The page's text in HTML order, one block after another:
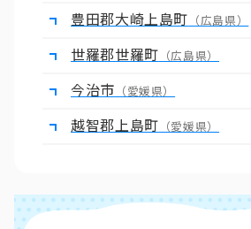
豊田郡大崎上島町 （広島県）
世羅郡世羅町 （広島県）
今治市 （愛媛県）
越智郡上島町 （愛媛県）